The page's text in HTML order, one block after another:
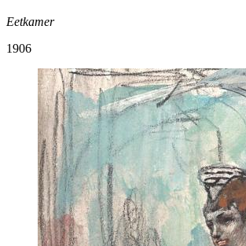
Eetkamer
1906